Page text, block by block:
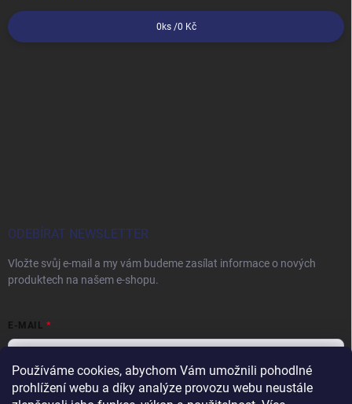
Používáme cookies, abychom Vám umožnili pohodlné
prohlížení webu a díky analýze provozu webu neustále
0ks /0 Kč
ODEBÍRAT NEWSLETTER
Vložte svůj e-mail a my vám budeme zasílat informace o nových
produktech na našem e-shopu.
E-MAIL